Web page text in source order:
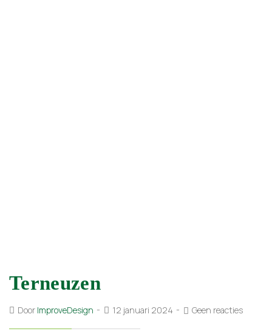
Terneuzen
Door ImproveDesign 12 januari 2024 Geen reacties